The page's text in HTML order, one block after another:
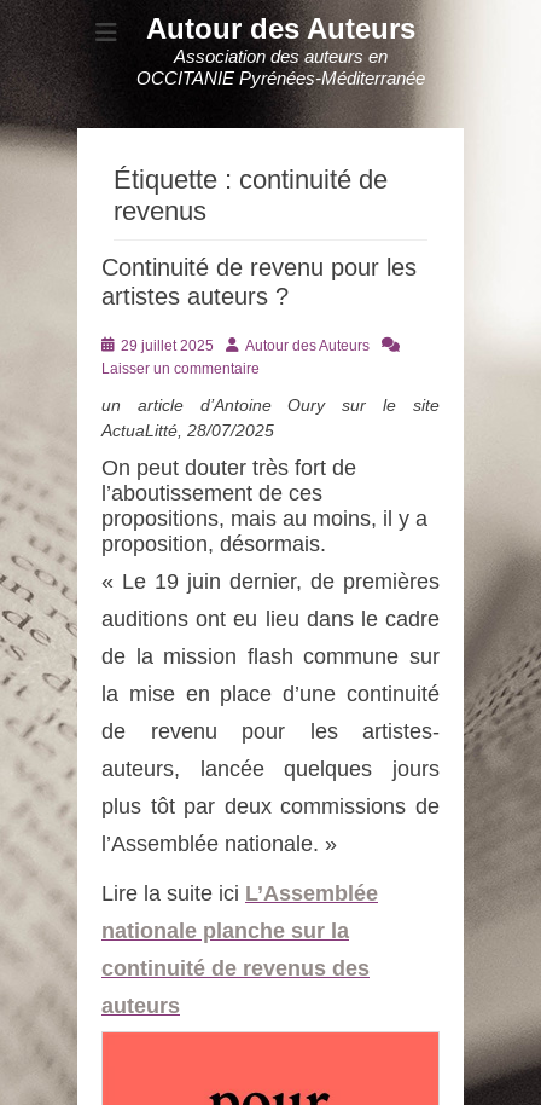
Autour des Auteurs
Association des auteurs en
OCCITANIE Pyrénées-Méditerranée
Étiquette : continuité de
revenus
Continuité de revenu pour les
artistes auteurs ?
Posté
le
29 juillet 2025 AuteurAutour des Auteurs
Laisser un commentaire
un article d’Antoine Oury sur le site
ActuaLitté, 28/07/2025
On peut douter très fort de
l’aboutissement de ces
propositions, mais au moins, il y a
proposition, désormais.
« Le 19 juin dernier, de premières
auditions ont eu lieu dans le cadre
de la mission flash commune sur
la mise en place d’une continuité
de revenu pour les artistes-
auteurs, lancée quelques jours
plus tôt par deux commissions de
l’Assemblée nationale. »
Lire la suite ici L’Assemblée
nationale planche sur la
continuité de revenus des
auteurs